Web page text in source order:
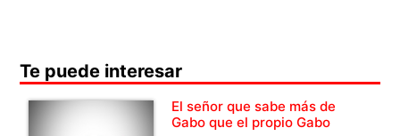
Te puede interesar
El señor que sabe más de
Gabo que el propio Gabo